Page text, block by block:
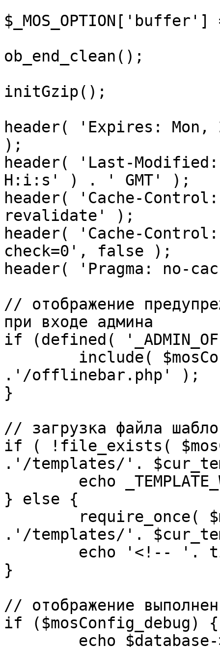
ob_end_clean();
initGzip();
header( 'Expires: Mon,
);
header( 'Last-
H:i:s' ) . ' GMT' );
header( 'Cache-
revalidate' );
header( 'Cache-
check=0', false );
header( 'Pragma: no-
// отображение
при входе админа
if (defined(
.'/offlinebar.php' );
}
// загрузка файла
if ( !file_exists(
.'/templates/'.
} else {
.'/templates/'.
}
// отображение
if ($mosConfig_debug) {